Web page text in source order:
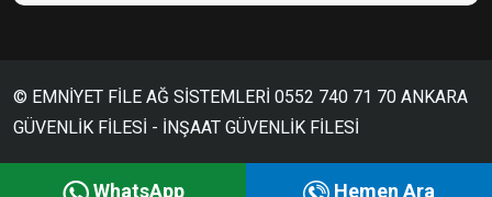
© EMNİYET FİLE AĞ SİSTEMLERİ 0552 740 71 70 ANKARA
GÜVENLİK FİLESİ - İNŞAAT GÜVENLİK FİLESİ
Emniyet FileWhatsApp Hemen Ara